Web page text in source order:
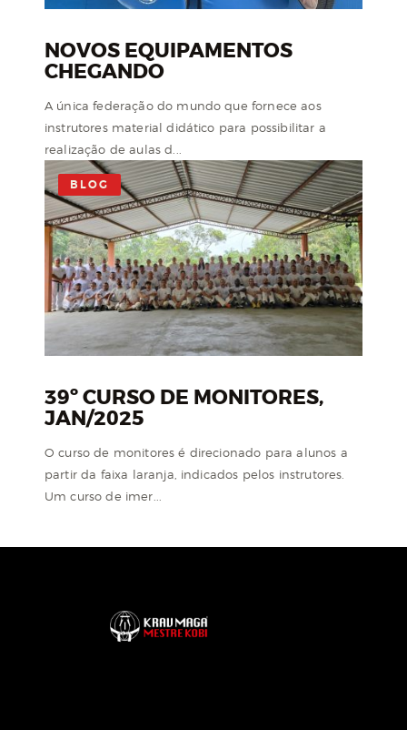
NOVOS EQUIPAMENTOS
CHEGANDO
A única federação do mundo que fornece aos
instrutores material didático para possibilitar a
realização de aulas d...
BLOG
39º CURSO DE MONITORES,
JAN/2025
O curso de monitores é direcionado para alunos a
partir da faixa laranja, indicados pelos instrutores.
Um curso de imer...